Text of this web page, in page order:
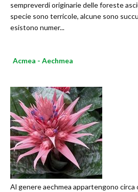
sempreverdi originarie delle foreste
specie sono terricole, alcune sono
esistono numer...
Acmea - Aechmea
Al genere aechmea appartengono circa